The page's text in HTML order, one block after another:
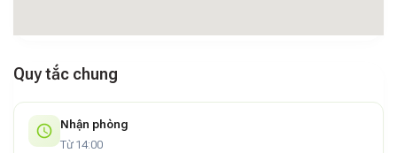
Quy tắc chung
Nhận phòng
Từ 14:00